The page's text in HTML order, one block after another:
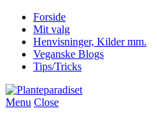
Forside
Mit valg
Henvisninger, Kilder mm.
Veganske Blogs
Tips/Tricks
Menu Close